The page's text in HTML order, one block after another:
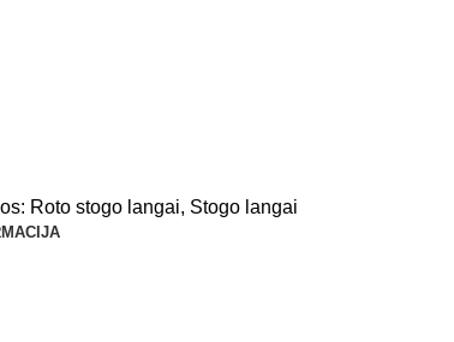
Roto stogo langai, Stogo langai